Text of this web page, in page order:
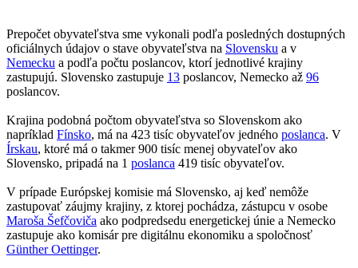
Prepočet obyvateľstva sme vykonali podľa posledných dostupných
oficiálnych údajov o stave obyvateľstva na Slovensku a v
Nemecku a podľa počtu poslancov, ktorí jednotlivé krajiny
zastupujú. Slovensko zastupuje 13 poslancov, Nemecko až 96
poslancov.
Krajina podobná počtom obyvateľstva so Slovenskom ako
napríklad Fínsko, má na 423 tisíc obyvateľov jedného poslanca. V
Írskau, ktoré má o takmer 900 tisíc menej obyvateľov ako
Slovensko, pripadá na 1 poslanca 419 tisíc obyvateľov.
V prípade Európskej komisie má Slovensko, aj keď nemôže
zastupovať záujmy krajiny, z ktorej pochádza, zástupcu v osobe
Maroša Šefčoviča ako podpredsedu energetickej únie a Nemecko
zastupuje ako komisár pre digitálnu ekonomiku a spoločnosť
Günther Oettinger.